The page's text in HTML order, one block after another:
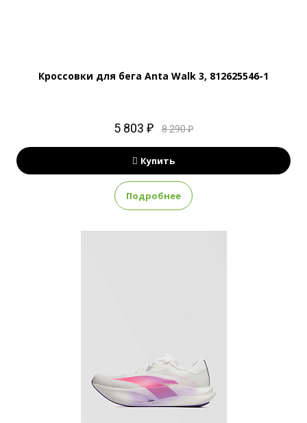
Кроссовки для бега Anta Walk 3, 812625546-1
5 803 ₽ 8 290 ₽
Купить
Подробнее